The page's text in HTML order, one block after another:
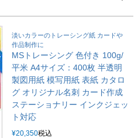
淡いカラーのトレーシング紙 カードや
作品制作に
MSトレーシング 色付き 100g/
平米 A4サイズ：400枚 半透明
製図用紙 模写用紙 表紙 カタロ
グ オリジナル名刺 カード作成
ステーショナリー インクジェッ
ト対応
¥20,350税込